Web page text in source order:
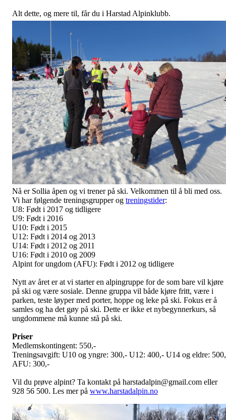
Alt dette, og mere til, får du i Harstad Alpinklubb.
Nå er Sollia åpen og vi trener på ski. Velkommen til å bli med oss.
Vi har følgende treningsgrupper og treningstider:
U8: Født i 2017 og tidligere
U9: Født i 2016
U10: Født i 2015
U12: Født i 2014 og 2013
U14: Født i 2012 og 2011
U16: Født i 2010 og 2009
Alpint for ungdom (AFU): Født i 2012 og tidligere
Nytt av året er at vi starter en alpingruppe for de som bare vil kjøre
på ski og være sosiale. Denne gruppa vil både kjøre fritt, være i
parken, teste løyper med porter, hoppe og leke på ski. Fokus er å
samles og ha det gøy på ski. Dette er ikke et nybegynnerkurs, så
ungdommene må kunne stå på ski.
Priser
Medlemskontingent: 550,-
Treningsavgift: U10 og yngre: 300,- U12: 400,- U14 og eldre:
AFU: 300,-
Vil du prøve alpint? Ta kontakt på harstadalpin@gmail.com eller
928 56 500. Les mer på www.harstadalpin.no